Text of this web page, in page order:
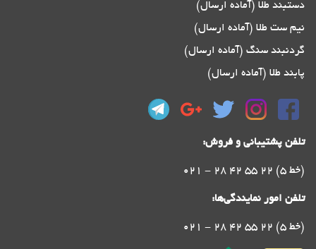
دستبند طلا (آماده ارسال)
نیم ست طلا (آماده ارسال)
گردنبند سنگ (آماده ارسال)
پابند طلا (آماده ارسال)
تلفن پشتیبانی و فروش:
021 - 28 42 55 22 (5 خط)
تلفن امور نمایندگی‌ها:
021 - 28 42 55 22 (5 خط)